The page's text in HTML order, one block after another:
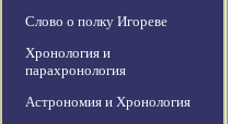
Слово о полку Игореве
Хронология и
парахронология
Астрономия и Хронология